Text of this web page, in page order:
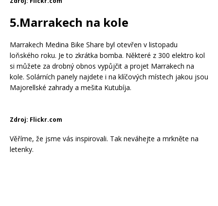
5.Marrakech na kole
Marrakech Medina Bike Share byl otevřen v listopadu
loňského roku. Je to zkrátka bomba. Některé z 300 elektro kol
si můžete za drobný obnos vypůjčit a projet Marrakech na
kole. Solárních panely najdete i na klíčových místech jakou jsou
Majorellské zahrady a mešita Kutubíja.
Zdroj: Flickr.com
Věříme, že jsme vás inspirovali. Tak neváhejte a mrkněte na
letenky.